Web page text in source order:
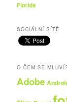
Florida
SOCIÁLNÍ SÍTĚ
O ČEM SE MLUVÍ?
Adobe